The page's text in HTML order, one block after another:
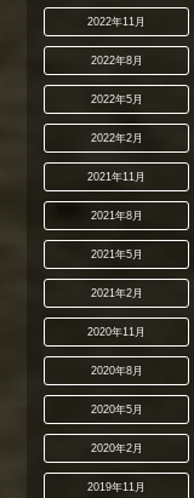
2022年11月
2022年8月
2022年5月
2022年2月
2021年11月
2021年8月
2021年5月
2021年2月
2020年11月
2020年8月
2020年5月
2020年2月
2019年11月